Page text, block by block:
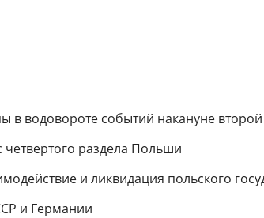
в водовороте событий накануне
четвертого раздела Польши
и ликвидация польского
и Германии